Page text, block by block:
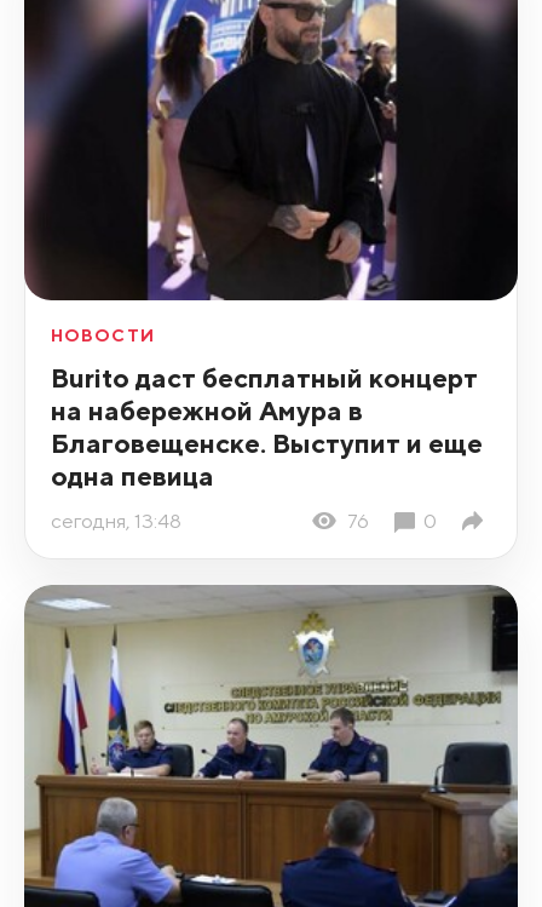
НОВОСТИ
Burito даст бесплатный концерт
на набережной Амура в
Благовещенске. Выступит и еще
одна певица
сегодня, 13:48 76 0